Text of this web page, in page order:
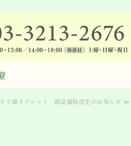
ドビル歯科医院
リ菌タブレット 商品価格改定のお知らせ ≫